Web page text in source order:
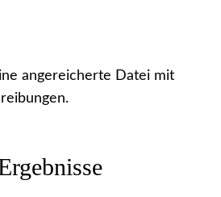
angereicherte Datei mit